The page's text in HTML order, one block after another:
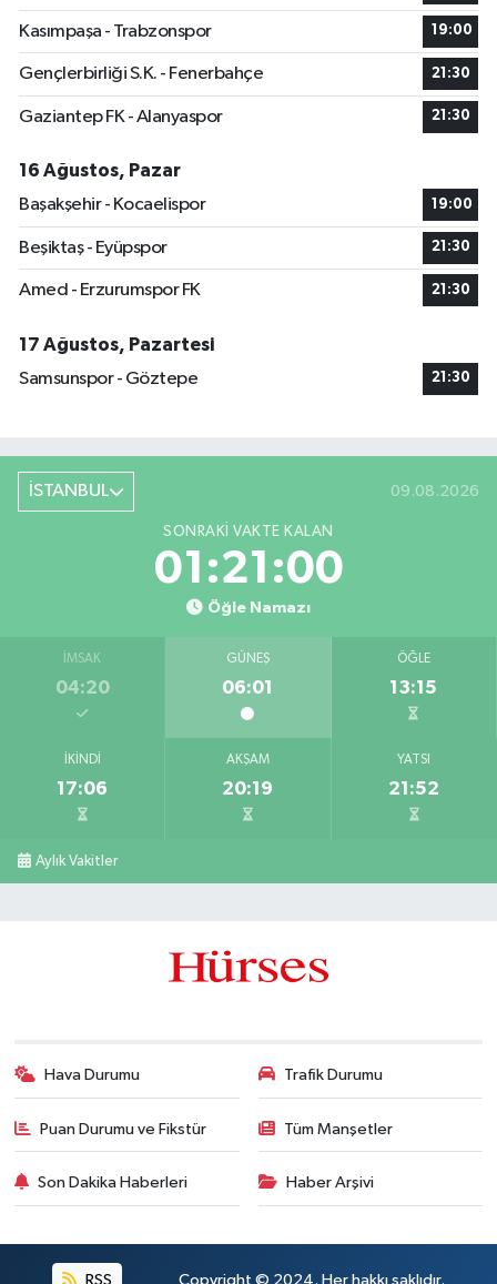
Kasımpaşa - Trabzonspor 19:00
Gençlerbirliği S.K. - Fenerbahçe 21:30
Gaziantep FK - Alanyaspor 21:30
16 Ağustos, Pazar
Başakşehir - Kocaelispor
19:00
Beşiktaş - Eyüpspor 21:30
Amed - Erzurumspor FK 21:30
17 Ağustos, Pazartesi
Samsunspor - Göztepe
21:30
İSTANBUL 09.08.2026
SONRAKI VAKTE KALAN
01:21:00
Öğle Namazı
İMSAK
04:20
GÜNEŞ
06:01
ÖĞLE
13:15
İKINDI
17:06
AKŞAM
20:19
YATSI
21:52
Aylık Vakitler
Hava Durumu Trafik Durumu
Puan Durumu ve Fikstür Tüm Manşetler
Son Dakika Haberleri Haber Arşivi
RSS Copyright © 2024. Her hakkı saklıdır.